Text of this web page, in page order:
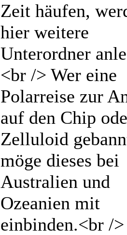
Zeit häufen,
hier weitere
Unterordner
<br /> Wer eine
Polarreise zur
auf den Chip
Zelluloid
möge dieses bei
Australien und
Ozeanien mit
einbinden.<br /